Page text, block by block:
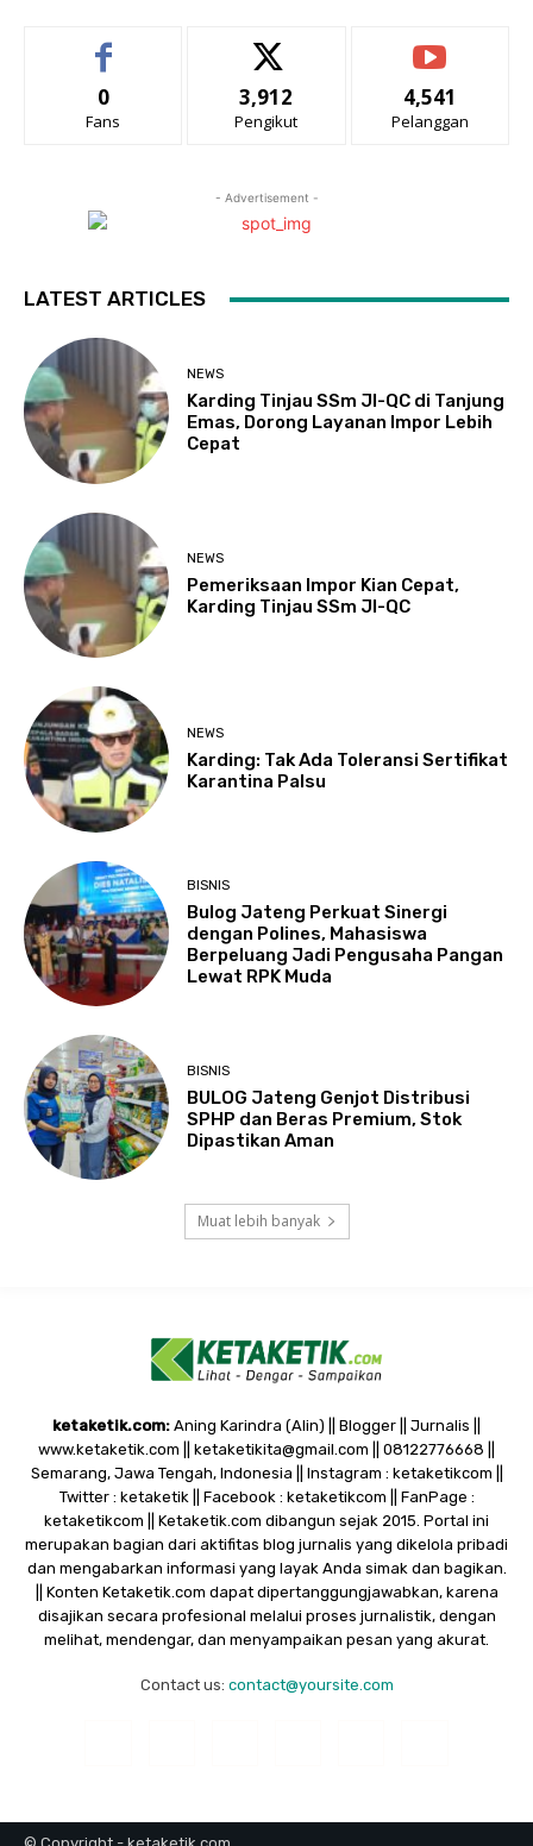
0
Fans
3,912
Pengikut
4,541
Pelanggan
- Advertisement -
LATEST ARTICLES
NEWS
Karding Tinjau SSm JI-QC di Tanjung
Emas, Dorong Layanan Impor Lebih
Cepat
NEWS
Pemeriksaan Impor Kian Cepat,
Karding Tinjau SSm JI-QC
NEWS
Karding: Tak Ada Toleransi Sertifikat
Karantina Palsu
BISNIS
Bulog Jateng Perkuat Sinergi
dengan Polines, Mahasiswa
Berpeluang Jadi Pengusaha Pangan
Lewat RPK Muda
BISNIS
BULOG Jateng Genjot Distribusi
SPHP dan Beras Premium, Stok
Dipastikan Aman
Muat lebih banyak
ketaketik.com: Aning Karindra (Alin) || Blogger || Jurnalis ||
www.ketaketik.com || ketaketikita@gmail.com || 08122776668 ||
Semarang, Jawa Tengah, Indonesia || Instagram : ketaketikcom ||
Twitter : ketaketik || Facebook : ketaketikcom || FanPage :
ketaketikcom || Ketaketik.com dibangun sejak 2015. Portal ini
merupakan bagian dari aktifitas blog jurnalis yang dikelola pribadi
dan mengabarkan informasi yang layak Anda simak dan bagikan.
|| Konten Ketaketik.com dapat dipertanggungjawabkan, karena
disajikan secara profesional melalui proses jurnalistik, dengan
melihat, mendengar, dan menyampaikan pesan yang akurat.
Contact us: contact@yoursite.com